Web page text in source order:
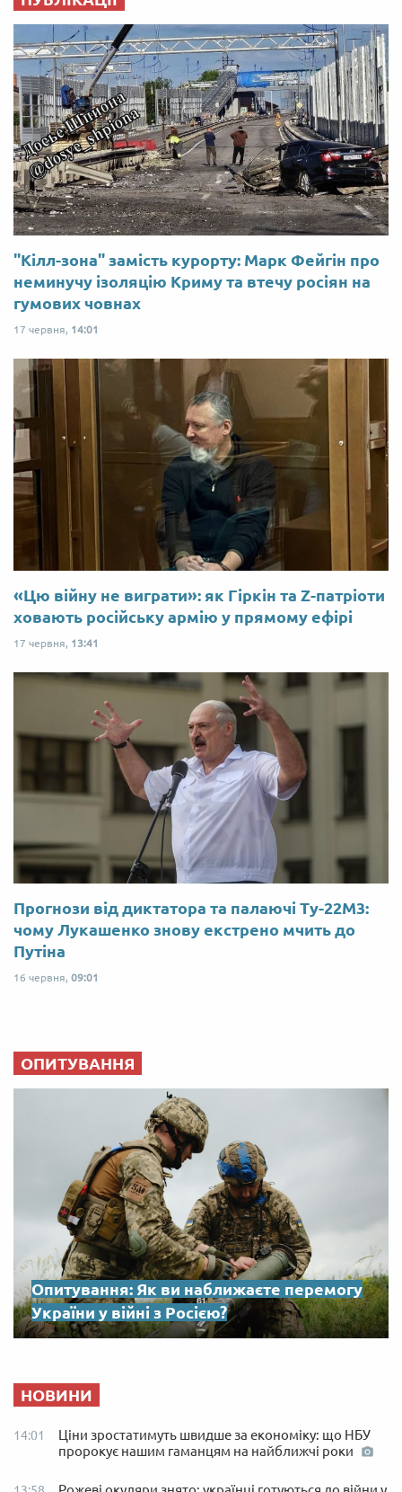
"Кілл-зона" замість курорту: Марк Фейгін про
неминучу ізоляцію Криму та втечу росіян на
гумових човнах
17 червня, 14:01
«Цю війну не виграти»: як Гіркін та Z-патріоти
ховають російську армію у прямому ефірі
17 червня, 13:41
Прогнози від диктатора та палаючі Ту-22М3:
чому Лукашенко знову екстрено мчить до
Путіна
16 червня, 09:01
ОПИТУВАННЯ
Опитування: Як ви наближаєте перемогу
України у війні з Росією?
НОВИНИ
14:01
Ціни зростатимуть швидше за економіку: що НБУ
пророкує нашим гаманцям на найближчі роки